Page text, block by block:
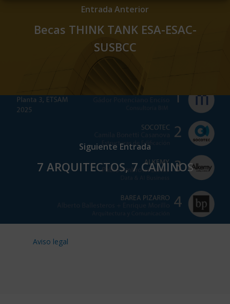
Entrada Anterior
Becas THINK TANK ESA-ESAC-
SUSBCC
Siguiente Entrada
7 ARQUITECTOS, 7 CAMINOS
Aviso legal